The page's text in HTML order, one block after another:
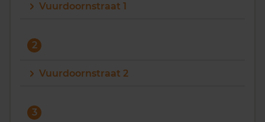
Vragen? Neem contact met ons op
Vuurdoornstraat 1
2
Vuurdoornstraat 2
3